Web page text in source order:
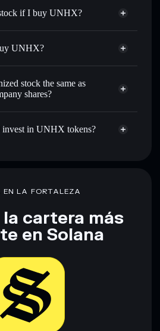
if I buy UNHX?
UNHX?
stock the same as
shares?
in UNHX tokens?
EN LA FORTALEZA
cartera más
en Solana
ahora